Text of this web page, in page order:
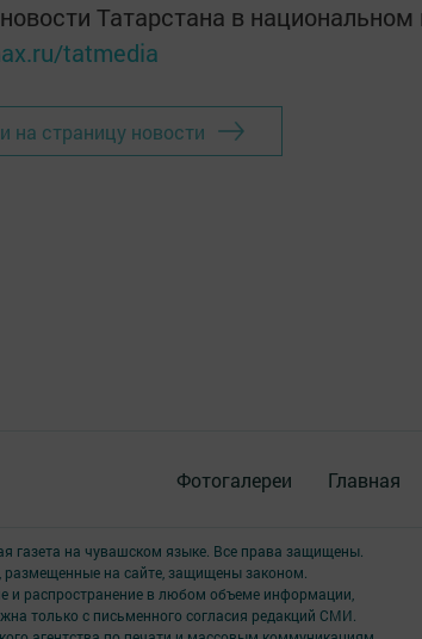
Татарстана в
tatmedia
на страницу новости
Фотогалереи Главная
газета на чувашском языке. Все права защищены.
на сайте, защищены законом.
и распространение в любом объеме информации,
только с письменного согласия редакций СМИ.